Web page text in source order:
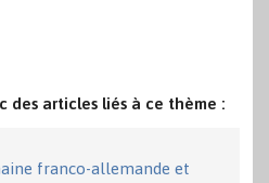
des articles liés à ce thème :
franco-allemande et